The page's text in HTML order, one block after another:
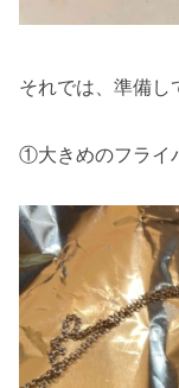
それでは、準備し
①大きめのフライ